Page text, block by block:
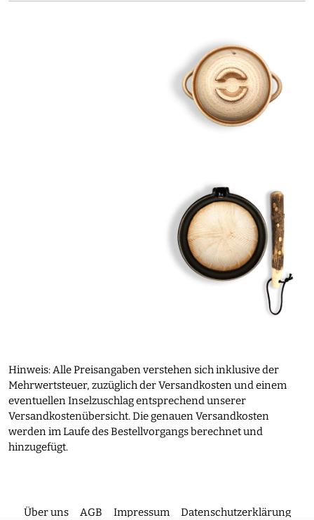
Hinweis: Alle Preisangaben verstehen sich inklusive der
Mehrwertsteuer, zuzüglich der Versandkosten und einem
eventuellen Inselzuschlag entsprechend unserer
Versandkostenübersicht. Die genauen Versandkosten
werden im Laufe des Bestellvorgangs berechnet und
hinzugefügt.
Über uns AGB Impressum Datenschutzerklärung